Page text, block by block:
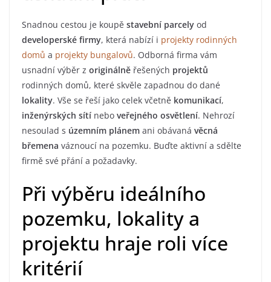
Snadnou cestou je koupě stavební parcely od
developerské firmy, která nabízí i projekty rodinných
domů a projekty bungalovů. Odborná firma vám
usnadní výběr z originálně řešených projektů
rodinných domů, které skvěle zapadnou do dané
lokality. Vše se řeší jako celek včetně komunikací,
inženýrských sítí nebo veřejného osvětlení. Nehrozí
nesoulad s územním plánem ani obávaná věcná
břemena váznoucí na pozemku. Buďte aktivní a sdělte
firmě své přání a požadavky.
Při výběru ideálního
pozemku, lokality a
projektu hraje roli více
kritérií